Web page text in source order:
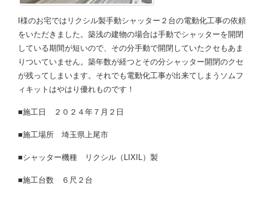
I様のお宅ではリクシル製手動シャッター２台の電動化工事の依頼
をいただきました。築浅の建物の場合は手動でシャッターを開閉
している期間が短いので、その分手動で開閉していたクセもあま
りついていません。築年数が経つとその分シャッター開閉のクセ
が残ってしまいます。それでも電動化工事が出来てしまうソムフ
ィキットはやはり優れものです！
■施工日 ２０２４年７月２日
■施工場所 埼玉県上尾市
■シャッター機種 リクシル（LIXIL）製
■施工台数 ６尺２台